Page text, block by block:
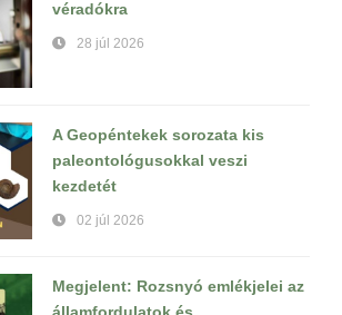
véradókra
28 júl 2026
A Geopéntekek sorozata kis
paleontológusokkal veszi
kezdetét
02 júl 2026
Megjelent: Rozsnyó emlékjelei az